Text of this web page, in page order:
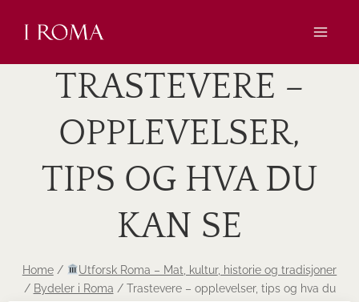
TRASTEVERE –
OPPLEVELSER,
TIPS OG HVA DU
KAN SE
Home /
Utforsk Roma – Mat, kultur, historie og tradisjoner
/ Bydeler i Roma / Trastevere – opplevelser, tips og hva du